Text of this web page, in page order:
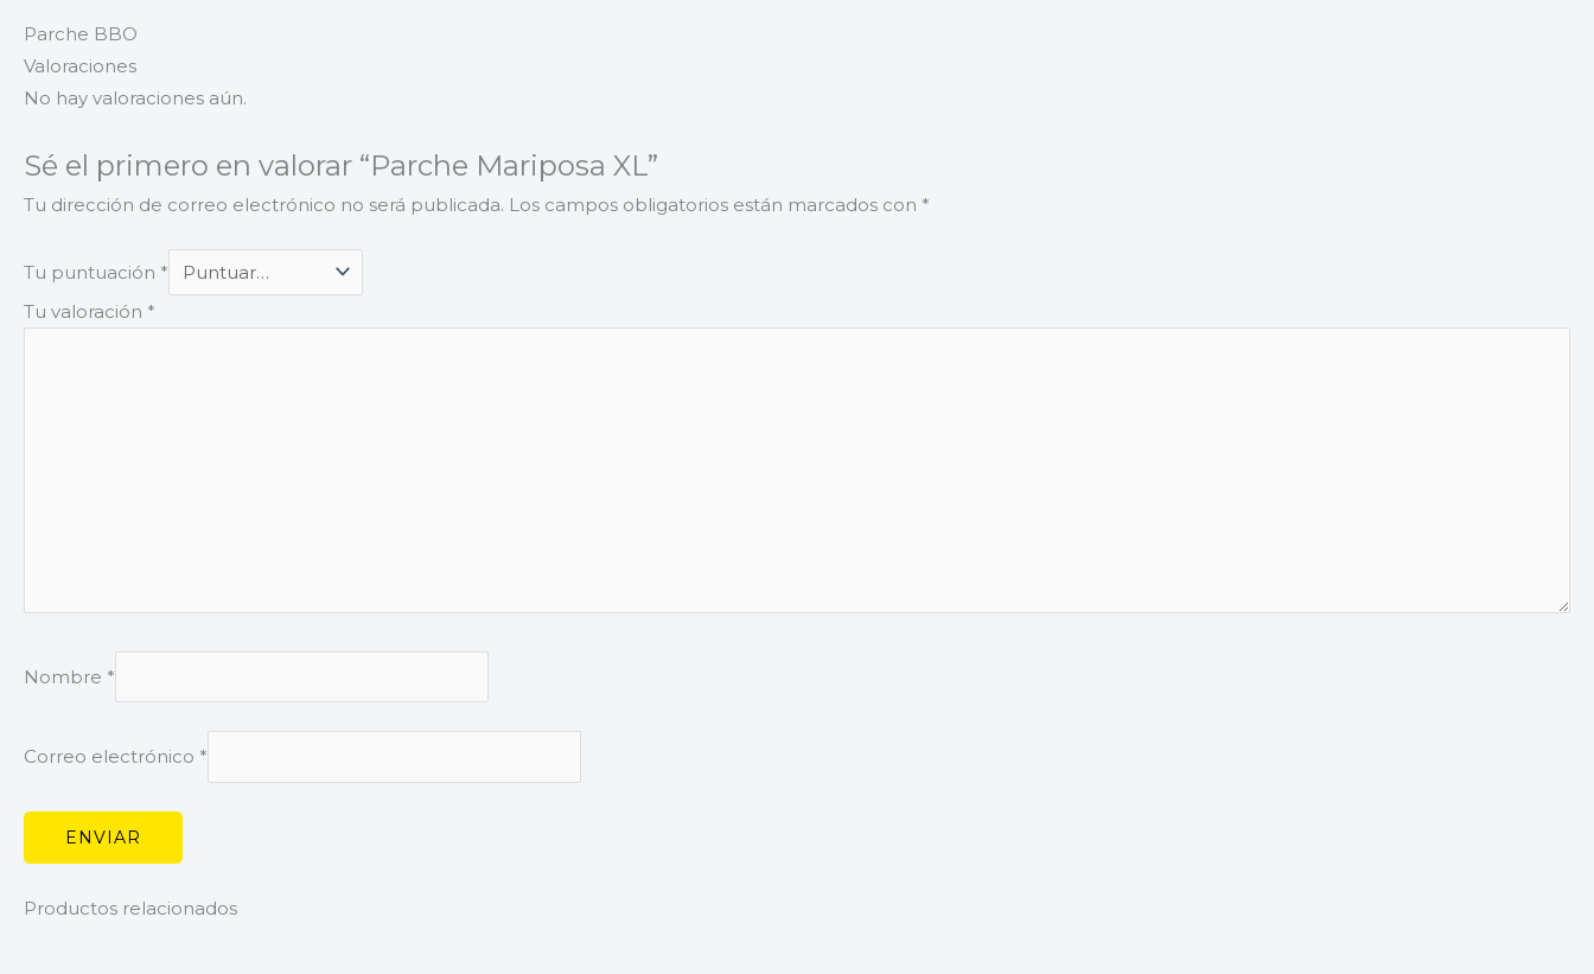
Parche BBO
Valoraciones
No hay valoraciones aún.
Sé el primero en valorar “Parche Mariposa XL”
Tu dirección de correo electrónico no será publicada. Los campos obligatorios están marcados con *
Tu puntuación *
Tu valoración *
Nombre *
Correo electrónico *
Productos relacionados